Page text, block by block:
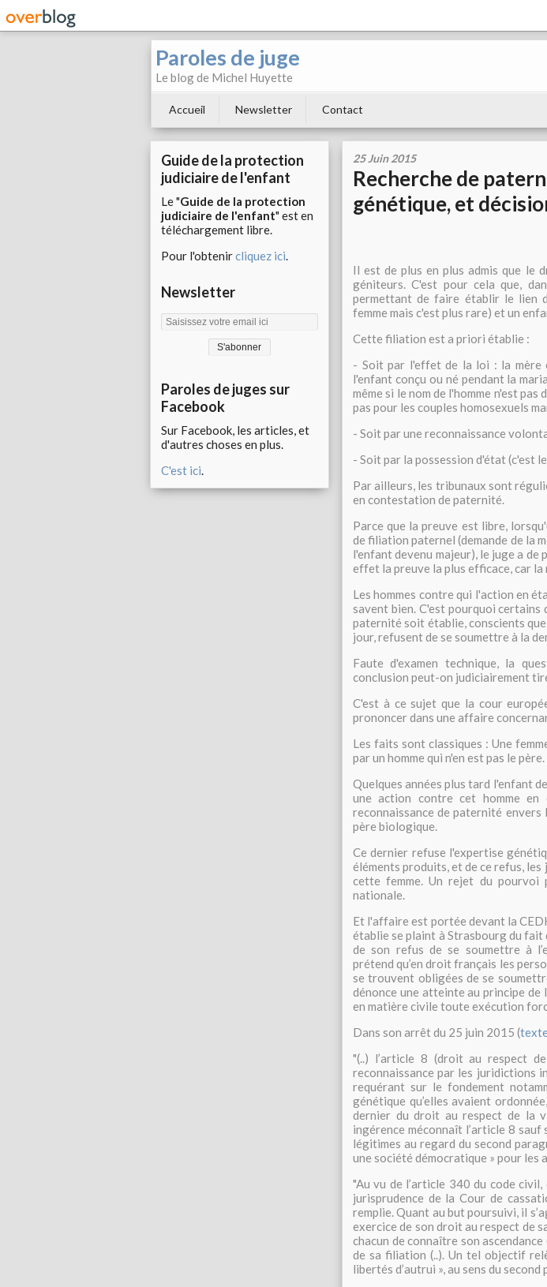
Paroles de juge
Le blog de Michel Huyette
Accueil Newsletter Contact
Guide de la protection
judiciaire de l'enfant
Le "Guide de la protection
judiciaire de l'enfant" est en
téléchargement libre.
Pour l'obtenircliquez ici.
Newsletter
Paroles de juges sur
Facebook
Sur Facebook, les articles, et
d'autres choses en plus.
C'est ici.
25 Juin 2015
Recherche de
génétique, et
Il est de plus en plus admis que le
géniteurs. C'est pour cela que,
permettant de faire établir le lien
femme mais c'est plus rare) et un
Cette filiation est a priori établie :
- Soit par l'effet de la loi : la mère
l'enfant conçu ou né pendant la
même si le nom de l'homme n'est
pas pour les couples homosexuels
- Soit par une reconnaissance
- Soit par la possession d'état (c'est
Par ailleurs, les tribunaux sont
en contestation de paternité.
Parce que la preuve est libre,
de filiation paternel (demande de la
l'enfant devenu majeur), le juge a de
effet la preuve la plus efficace, car
Les hommes contre qui l'action en
savent bien. C'est pourquoi certains
paternité soit établie, conscients
jour, refusent de se soumettre à la
Faute d'examen technique, la
conclusion peut-on judiciairement
C'est à ce sujet que la cour
prononcer dans une affaire
Les faits sont classiques : Une
par un homme qui n'en est pas le père.
Quelques années plus tard l'enfant
une action contre cet homme
reconnaissance de paternité envers
père biologique.
Ce dernier refuse l'expertise
éléments produits, et de ce refus,
cette femme. Un rejet du pourvoi
nationale.
Et l'affaire est portée devant la
établie se plaint à Strasbourg du
de son refus de se soumettre à
prétend qu’en droit français les
se trouvent obligées de se
dénonce une atteinte au principe
en matière civile toute exécution
Dans son arrêt du 25 juin 2015 (
"(..) l’article 8 (droit au respect
reconnaissance par les juridictions
requérant sur le fondement
génétique qu’elles avaient
dernier du droit au respect de la
ingérence méconnaît l’article 8
légitimes au regard du second
une société démocratique » pour les
"Au vu de l’article 340 du code
jurisprudence de la Cour de
remplie. Quant au but poursuivi, il
exercice de son droit au respect de
chacun de connaître son ascendance
de sa filiation (..). Un tel objectif
libertés d’autrui », au sens du